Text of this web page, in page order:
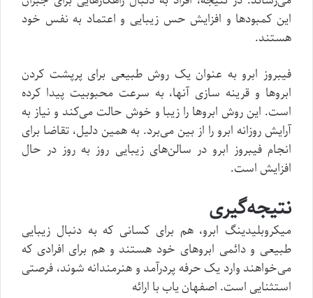
این کمبودها و افزایش حس زیبایی و اعتماد به نفس خود
هستند.
فیبروز ابرو به عنوان یک روش طبیعی برای پرپشت کردن
ابروها و قرینه سازی آنها، به سرعت محبوبیت پیدا کرده
است. این روش ابروها را زیبا و خوش حالت می‌کند و نیاز به
آرایش روزانه ابرو را از بین می‌برد. به همین دلیل، تقاضا برای
انجام فیبروز ابرو در سالن‌های زیبایی روز به روز در حال
افزایش است.
نتیجه‌گیری
میکروبلیدینگ ابرو، هم برای کسانی که به دنبال زیبایی
طبیعی و دائمی ابروهای خود هستند و هم برای افرادی که
می‌خواهند وارد یک حرفه پردرآمد و هنرمندانه شوند، فرصتی
استثنایی است. اصفهان یاب با ارائه